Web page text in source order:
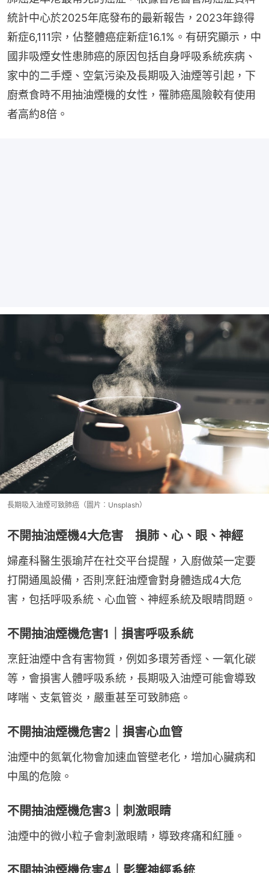
統計中心於2025年底發布的最新報告，2023年錄得
新症6,111宗，佔整體癌症新症16.1%。有研究顯示，中
國非吸煙女性患肺癌的原因包括自身呼吸系統疾病、
家中的二手煙、空氣污染及長期吸入油煙等引起，下
廚煮食時不用抽油煙機的女性，罹肺癌風險較有使用
者高約8倍。
長期吸入油煙可致肺癌（圖片︰Unsplash）
不開抽油煙機4大危害 損肺、心、眼、神經
婦產科醫生張瑜芹在社交平台提醒，入廚做菜一定要
打開通風設備，否則烹飪油煙會對身體造成4大危
害，包括呼吸系統、心血管、神經系統及眼睛問題。
不開抽油煙機危害1｜損害呼吸系統
烹飪油煙中含有害物質，例如多環芳香烴、一氧化碳
等，會損害人體呼吸系統，長期吸入油煙可能會導致
哮喘、支氣管炎，嚴重甚至可致肺癌。
不開抽油煙機危害2｜損害心血管
油煙中的氮氧化物會加速血管壁老化，增加心臟病和
中風的危險。
不開抽油煙機危害3｜刺激眼睛
油煙中的微小粒子會刺激眼睛，導致疼痛和紅腫。